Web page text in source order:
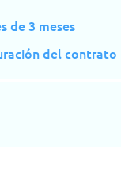
de 3 meses
del contrato